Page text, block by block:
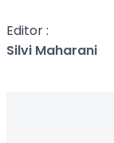
Editor :
Silvi Maharani